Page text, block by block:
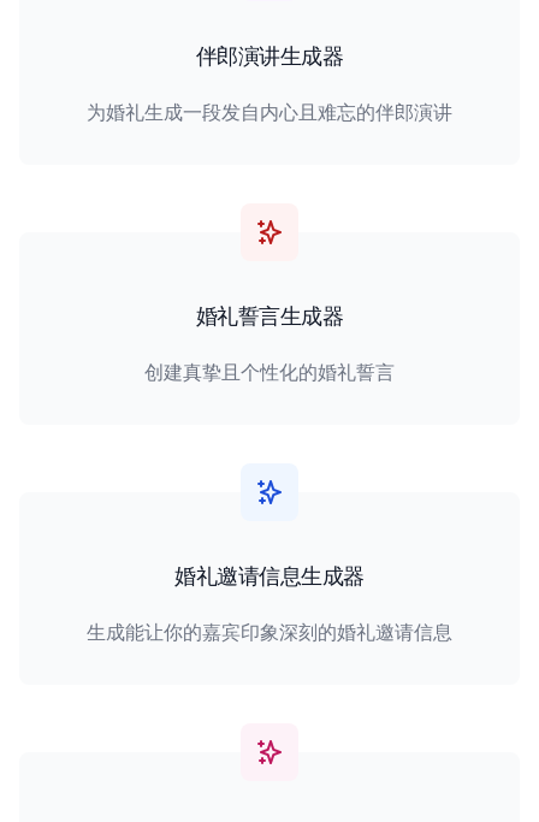
伴郎演讲生成器
为婚礼生成一段发自内心且难忘的伴郎演讲
婚礼誓言生成器
创建真挚且个性化的婚礼誓言
婚礼邀请信息生成器
生成能让你的嘉宾印象深刻的婚礼邀请信息